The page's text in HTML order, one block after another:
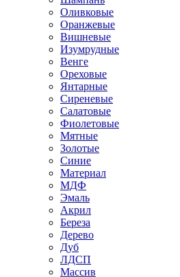
Оливковые
Оранжевые
Вишневые
Изумрудные
Венге
Ореховые
Янтарные
Сиреневые
Салатовые
Фиолетовые
Мятные
Золотые
Синие
Материал
МДФ
Эмаль
Акрил
Береза
Дерево
Дуб
ЛДСП
Массив